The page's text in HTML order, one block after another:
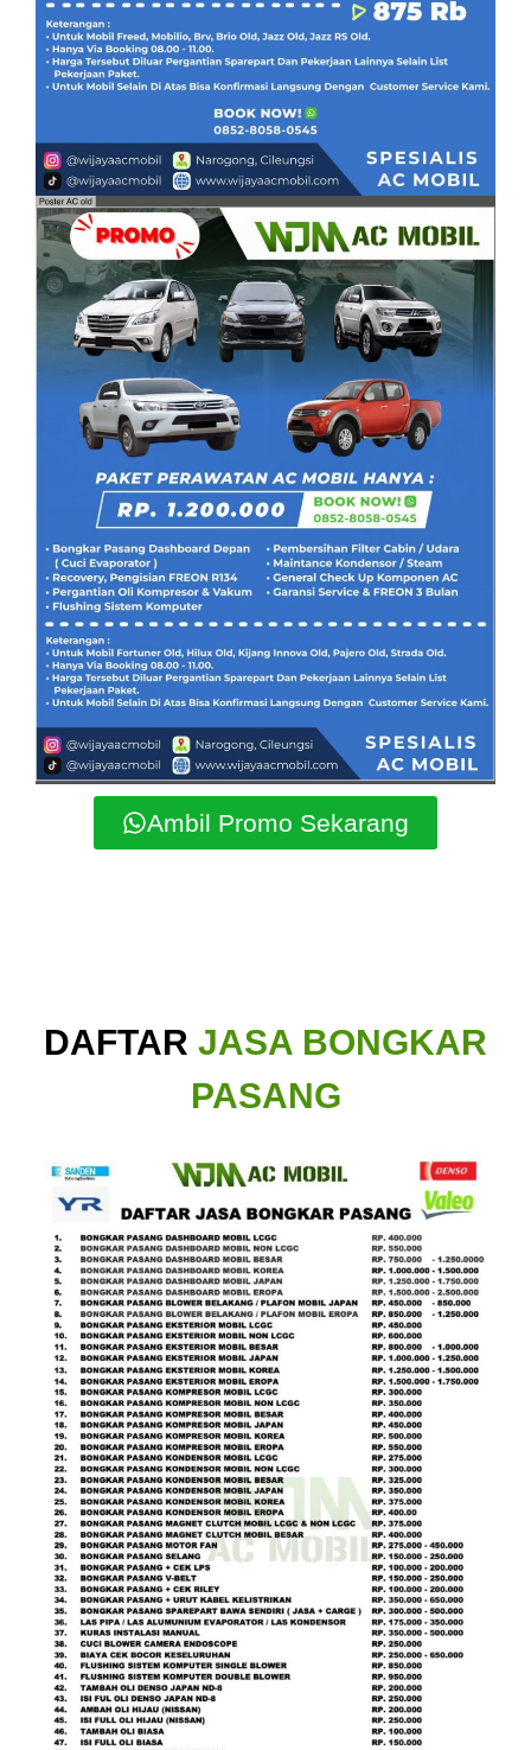
Ambil Promo Sekarang
DAFTAR JASA BONGKAR
PASANG